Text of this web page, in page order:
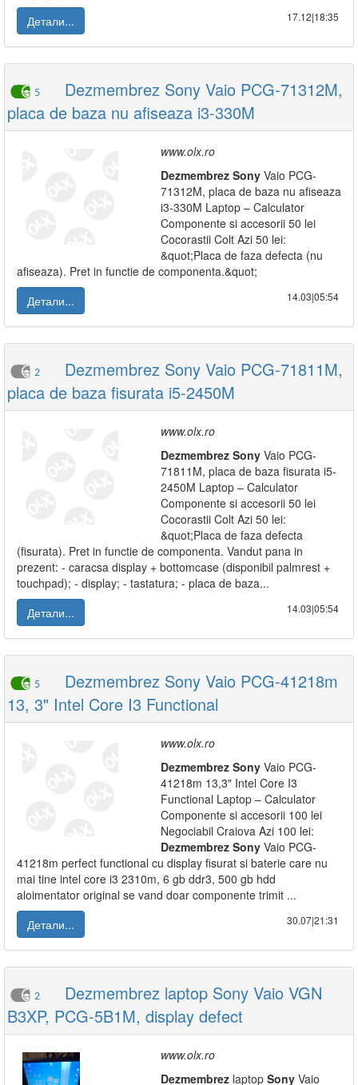
Детали...
17.12|18:35
5
Dezmembrez Sony Vaio PCG-71312M,
placa de baza nu afiseaza i3-330M
www.olx.ro
Dezmembrez Sony Vaio PCG-
71312M, placa de baza nu afiseaza
i3-330M Laptop – Calculator
Componente si accesorii 50 lei
Cocorastii Colt Azi 50 lei:
&quot;Placa de faza defecta (nu
afiseaza). Pret in functie de componenta.&quot;
Детали...
14.03|05:54
2
Dezmembrez Sony Vaio PCG-71811M,
placa de baza fisurata i5-2450M
www.olx.ro
Dezmembrez Sony Vaio PCG-
71811M, placa de baza fisurata i5-
2450M Laptop – Calculator
Componente si accesorii 50 lei
Cocorastii Colt Azi 50 lei:
&quot;Placa de faza defecta
(fisurata). Pret in functie de componenta. Vandut pana in
prezent: - caracsa display + bottomcase (disponibil palmrest +
touchpad); - display; - tastatura; - placa de baza...
Детали...
14.03|05:54
5
Dezmembrez Sony Vaio PCG-41218m
13, 3" Intel Core I3 Functional
www.olx.ro
Dezmembrez Sony Vaio PCG-
41218m 13,3" Intel Core I3
Functional Laptop – Calculator
Componente si accesorii 100 lei
Negociabil Craiova Azi 100 lei:
Dezmembrez Sony Vaio PCG-
41218m perfect functional cu display fisurat si baterie care nu
mai tine intel core i3 2310m, 6 gb ddr3, 500 gb hdd
aloimentator original se vand doar componente trimit ...
Детали...
30.07|21:31
2
Dezmembrez laptop Sony Vaio VGN
B3XP, PCG-5B1M, display defect
www.olx.ro
Dezmembrez laptop Sony Vaio